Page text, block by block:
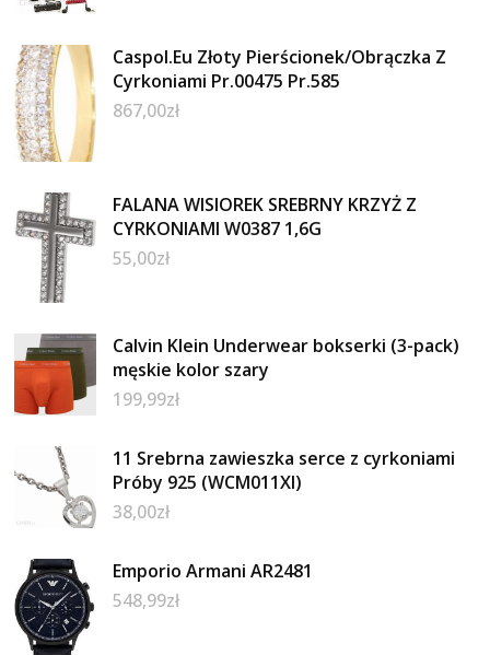
Caspol.Eu Złoty Pierścionek/Obrączka Z
Cyrkoniami Pr.00475 Pr.585
867,00zł
FALANA WISIOREK SREBRNY KRZYŻ Z
CYRKONIAMI W0387 1,6G
55,00zł
Calvin Klein Underwear bokserki (3-pack)
męskie kolor szary
199,99zł
11 Srebrna zawieszka serce z cyrkoniami
Próby 925 (WCM011XI)
38,00zł
Emporio Armani AR2481
548,99zł